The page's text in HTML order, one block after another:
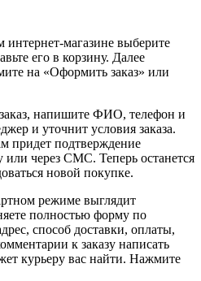
магазине выберите
его в корзину. Далее
на «Оформить заказ» или
напишите ФИО, телефон и
и уточнит условия заказа.
придет подтверждение
или через СМС. Теперь останется
новой покупке.
режиме выглядит
полностью форму по
способ доставки, оплаты,
к заказу написать
курьеру вас найти. Нажмите